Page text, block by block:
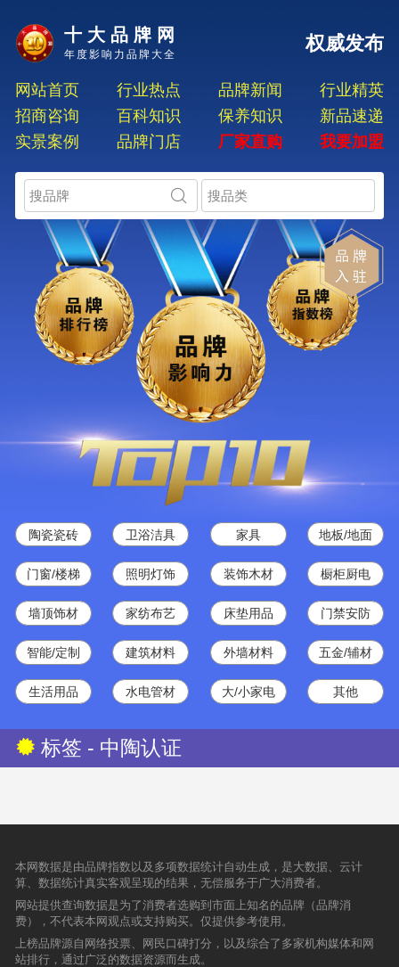
十大品牌网
年度影响力品牌大全
权威发布
网站首页 行业热点 品牌新闻
行业精英
招商咨询
百科知识 保养知识
新品速递
实景案例
品牌门店 厂家直购 我要加盟
陶瓷瓷砖 卫浴洁具 家具 地板/地面
门窗/楼梯 照明灯饰 装饰木材 橱柜厨电
墙顶饰材 家纺布艺 床垫用品 门禁安防
智能/定制 建筑材料 外墙材料 五金/辅材
生活用品 水电管材 大/小家电 其他
标签 - 中陶认证
本网数据是由品牌指数以及多项数据统计自动生成，是大数据、云计
算、数据统计真实客观呈现的结果，无偿服务于广大消费者。
网站提供查询数据是为了消费者选购到市面上知名的品牌（品牌消
费），不代表本网观点或支持购买。仅提供参考使用。
上榜品牌源自网络投票、网民口碑打分，以及综合了多家机构媒体和网
站排行，通过广泛的数据资源而生成。